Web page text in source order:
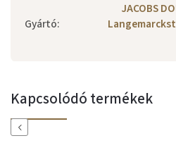
Gyártó:
JACOBS
Kapcsolódó termékek
Previous